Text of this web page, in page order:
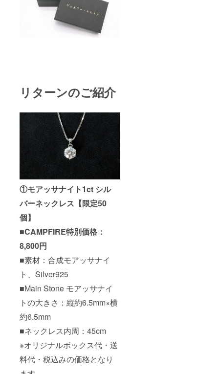
リターンのご紹介
①モアッサナイト1ct シル
バーネックレス【限定50
個】
■CAMPFIRE特別価格：
8,800円
■素材：合成モアッサナイ
ト、Silver925
■Main Stone モアッサナイ
トの大きさ：縦約6.5mm×横
約6.5mm
■ネックレス内周：45cm
※オリジナルボックス代・送
料代・税込みの価格となり